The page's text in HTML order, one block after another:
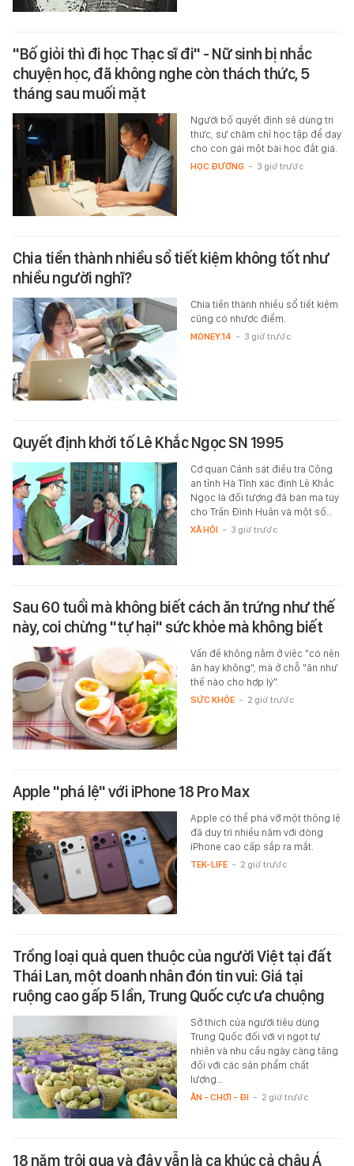
"Bố giỏi thì đi học Thạc sĩ đi" - Nữ sinh bị nhắc
chuyện học, đã không nghe còn thách thức, 5
tháng sau muối mặt
Người bố quyết định sẽ dùng tri
thức, sự chăm chỉ học tập để dạy
cho con gái một bài học đắt giá.
HỌC ĐƯỜNG - 3 giờ trước
Chia tiền thành nhiều sổ tiết kiệm không tốt như
nhiều người nghĩ?
Chia tiền thành nhiều sổ tiết kiệm
cũng có nhược điểm.
MONEY.14 - 3 giờ trước
Quyết định khởi tố Lê Khắc Ngọc SN 1995
Cơ quan Cảnh sát điều tra Công
an tỉnh Hà Tĩnh xác định Lê Khắc
Ngọc là đối tượng đã bán ma túy
cho Trần Đình Huân và một số…
XÃ HỘI - 3 giờ trước
Sau 60 tuổi mà không biết cách ăn trứng như thế
này, coi chừng "tự hại" sức khỏe mà không biết
Vấn đề không nằm ở việc "có nên
ăn hay không", mà ở chỗ "ăn như
thế nào cho hợp lý".
SỨC KHỎE - 2 giờ trước
Apple "phá lệ" với iPhone 18 Pro Max
Apple có thể phá vỡ một thông lệ
đã duy trì nhiều năm với dòng
iPhone cao cấp sắp ra mắt.
TEK-LIFE - 2 giờ trước
Trồng loại quả quen thuộc của người Việt tại đất
Thái Lan, một doanh nhân đón tin vui: Giá tại
ruộng cao gấp 5 lần, Trung Quốc cực ưa chuộng
Sở thích của người tiêu dùng
Trung Quốc đối với vị ngọt tự
nhiên và nhu cầu ngày càng tăng
đối với các sản phẩm chất
lượng…
ĂN - CHƠI - ĐI - 2 giờ trước
18 năm trôi qua và đây vẫn là ca khúc cả châu Á